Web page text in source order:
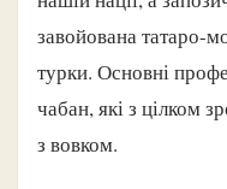
завойована татаро-
турки. Основні
чабан, які з цілком
з вовком.